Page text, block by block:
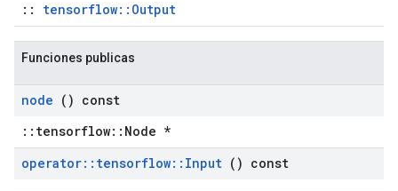
:: tensorflow::Output
Funciones publicas
node () const
::tensorflow::Node *
operator:: tensorflow:: Input () const